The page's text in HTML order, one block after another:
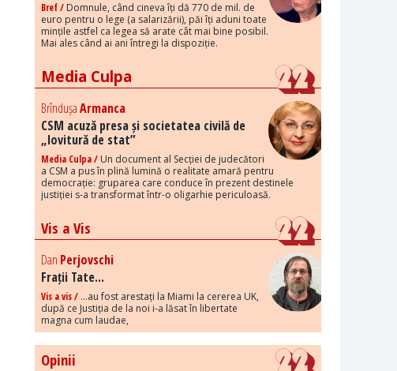
Bref / Domnule, când cineva îți dă 770 de mil. de
euro pentru o lege (a salarizării), păi îți aduni toate
mințile astfel ca legea să arate cât mai bine posibil.
Mai ales când ai ani întregi la dispoziție.
Media Culpa
BrîndușaArmanca
CSM acuză presa și societatea civilă de
„lovitură de stat”
Media Culpa / Un document al Secției de judecători
a CSM a pus în plină lumină o realitate amară pentru
democrație: gruparea care conduce în prezent destinele
justiției s-a transformat într-o oligarhie periculoasă.
Vis a Vis
Dan Perjovschi
Frații Tate...
Vis a vis / ...au fost arestați la Miami la cererea UK,
după ce Justiția de la noi i-a lăsat în libertate
magna cum laudae,
Opinii